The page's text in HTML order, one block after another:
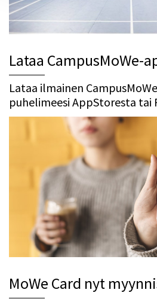
Lataa CampusMoWe-
Lataa ilmainen
puhelimeesi AppStoresta tai
MoWe Card nyt